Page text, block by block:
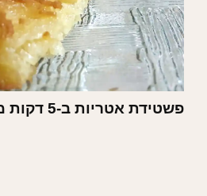
פשטידת אטריות ב-5 דקות מ-2 מצרכים